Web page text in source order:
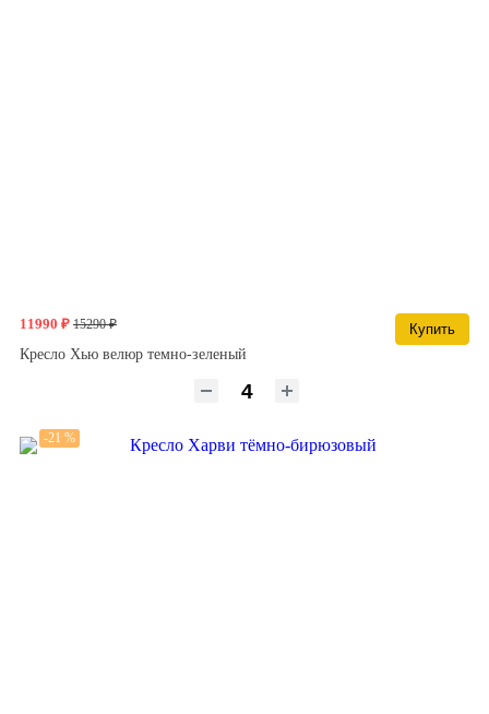
11990 ₽ 15290 ₽
Купить
Кресло Хью велюр темно-зеленый
-21 %